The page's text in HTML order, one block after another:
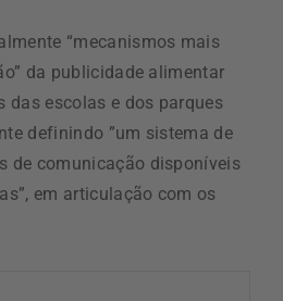
“mecanismos mais
da publicidade alimentar
das escolas e dos parques
definindo ”um sistema de
de comunicação disponíveis
em articulação com os